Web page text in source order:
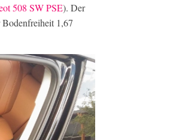
508 SW PSE). Der
1,67